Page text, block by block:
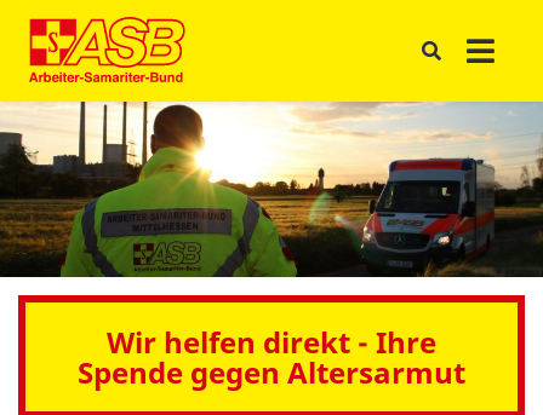
Wir helfen direkt - Ihre
Spende gegen Altersarmut